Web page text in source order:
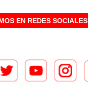
EN REDES SOCIALES